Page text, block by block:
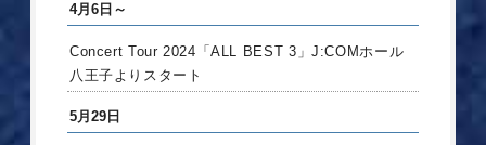
4月6日～
Concert Tour 2024「ALL BEST 3」J:COMホール
八王子よりスタート
5月29日